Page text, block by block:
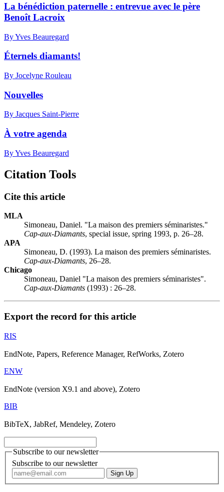
La bénédiction paternelle : entrevue avec le père
Benoît Lacroix
By Yves Beauregard
Éternels diamants!
By Jocelyne Rouleau
Nouvelles
By Jacques Saint-Pierre
À votre agenda
By Yves Beauregard
Citation Tools
Cite this article
MLA
Simoneau, Daniel. "La maison des premiers séminaristes."
Cap-aux-Diamants, special issue, spring 1993, p. 26–28.
APA
Simoneau, D. (1993). La maison des premiers séminaristes.
Cap-aux-Diamants, 26–28.
Chicago
Simoneau, Daniel "La maison des premiers séminaristes".
Cap-aux-Diamants (1993) : 26–28.
Export the record for this article
RIS
EndNote, Papers, Reference Manager, RefWorks, Zotero
ENW
EndNote (version X9.1 and above), Zotero
BIB
BibTeX, JabRef, Mendeley, Zotero
Subscribe to our newsletter
Subscribe to our newsletter